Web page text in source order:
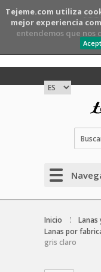
Tejeme.com utiliza
mejor experiencia
entendemos que nos
Inicio
Lanas
Lanas por
gris claro